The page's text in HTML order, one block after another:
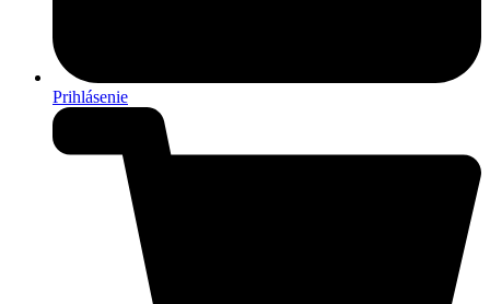
Prihlásenie